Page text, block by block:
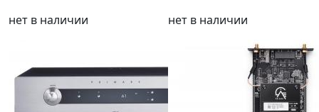
нет в наличии
нет в наличии